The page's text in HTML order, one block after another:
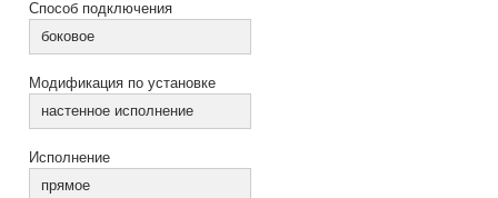
Способ подключения
боковое
Модификация по установке
настенное исполнение
Исполнение
прямое